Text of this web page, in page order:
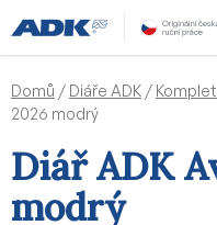
na
obsah
Domů / Diáře ADK /
2026 modrý
Diář ADK
modrý